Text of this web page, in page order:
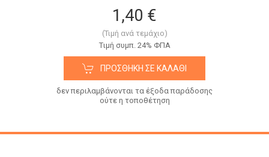
1,40 €
(Τιμή ανά τεμάχιο)
Tιμή συμπ. 24% ΦΠΑ
ΠΡΟΣΘΉΚΗ ΣΕ ΚΑΛΆΘΙ
δεν περιλαμβάνονται τα έξοδα παράδοσης
ούτε η τοποθέτηση